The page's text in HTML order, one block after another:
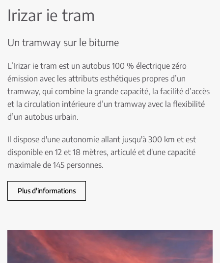
Irizar ie tram
Un tramway sur le bitume
L’Irizar ie tram est un autobus 100 % électrique zéro
émission avec les attributs esthétiques propres d’un
tramway, qui combine la grande capacité, la facilité d’accès
et la circulation intérieure d’un tramway avec la flexibilité
d’un autobus urbain.
Il dispose d'une autonomie allant jusqu'à 300 km et est
disponible en 12 et 18 mètres, articulé et d'une capacité
maximale de 145 personnes.
Plus d'informations